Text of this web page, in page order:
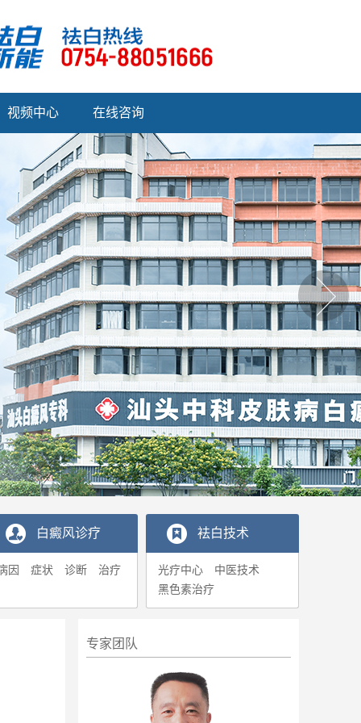
视频中心 在线咨询
白癜风诊疗
因 症状 诊断 治疗
袪白技术
光疗中心
中医技术
黑色素治疗
专家团队